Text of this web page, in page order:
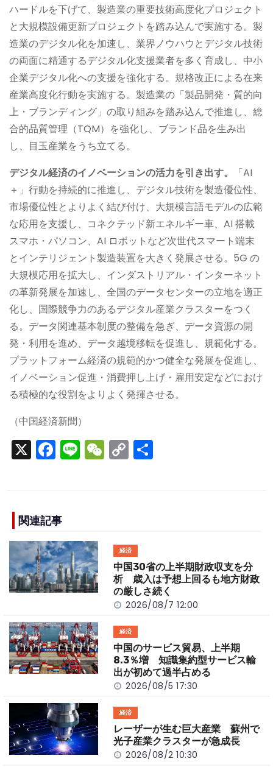
ハードルを下げて、製造業の重要技術高度化プロジェクト
と大規模設備更新プロジェクトを踏み込んで実施する。製
造業のデジタル化を加速し、業界ノウハウとデジタル技術
の両面に精通するデジタル化支援業者を多く育成し、中小
企業デジタル化への支援を強化する。規格改正による在来
産業高度化行動を実施する。製造業の「製品開発・質的向
上・ブランディング」の取り組みを踏み込んで推進し、総
合的品質管理（TQM）を強化し、ブランド品を生み出
し、目玉産業をうち立てる。
デジタル経済のイノベーションの活力を引き出す。
「AI
＋」行動を持続的に推進し、デジタル技術を製造優位性、
市場優位性とよりよく結び付け、大規模言語モデルの広範
な応用を支援し、コネクテッド新エネルギー車、AI 搭載
スマホ・パソコン、AI ロボットなど次世代スマート端末
とインテリジェント製造装置を大きく発展させる。5G の
大規模応用を拡大し、インダストリアル・インターネット
の革新発展を加速し、全国のデータセンターの立地を適正
化し、国際競争力のあるデジタル産業クラスターをつく
る。データ関連基本制度の整備を急ぎ、データ資源の開
発・利用を進め、データ越境移転を促進し、規範化する。
プラットフォーム経済の規範的かつ健全な発展を促進し、
イノベーション促進・消費押し上げ・雇用安定などにおけ
る積極的な役割をよりよく発揮させる。
（中国経済新聞）
X F
a
e
b
o
o
k
Li
n
W
e
C
o
n
k
関連記事
経済
中国30省の上半期財政収支を分
析 歳入は予想上回るも地方財政
の厳しさ続く
2026/08/7 12:00
経済
中国のサービス貿易、上半期
8.3％増 知識集約型サービス輸
出が初めて過半占める
2026/08/5 17:30
経済
レーザーが生む巨大産業 蘇州で
光子産業クラスターが急成長
2026/08/2 10:30